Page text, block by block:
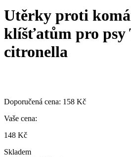
Utěrky proti
klíšťatům pro psy
citronella
Doporučená cena: 158 Kč
Vaše cena:
148 Kč
Skladem